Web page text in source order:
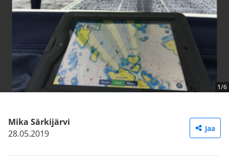
1/6
Mika Särkijärvi
28.05.2019
Jaa